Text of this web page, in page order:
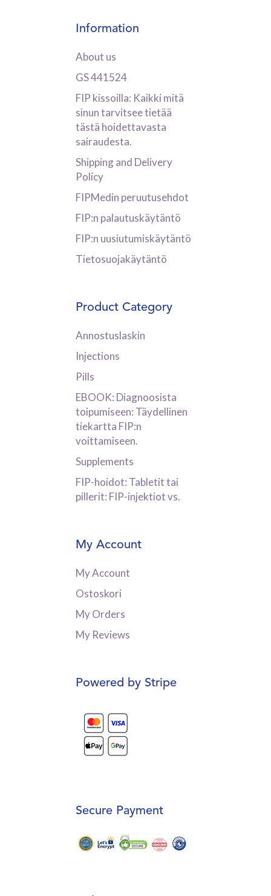
Information
About us
GS 441524
FIP kissoilla: Kaikki mitä
sinun tarvitsee tietää
tästä hoidettavasta
sairaudesta.
Shipping and Delivery
Policy
FIPMedin peruutusehdot
FIP:n palautuskäytäntö
FIP:n uusiutumiskäytäntö
Tietosuojakäytäntö
Product Category
Annostuslaskin
Injections
Pills
EBOOK: Diagnoosista
toipumiseen: Täydellinen
tiekartta FIP:n
voittamiseen.
Supplements
FIP-hoidot: Tabletit tai
pillerit: FIP-injektiot vs.
My Account
My Account
Ostoskori
My Orders
My Reviews
Powered by Stripe
Secure Payment